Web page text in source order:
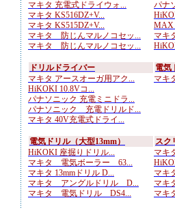
マキタ 充電式ドライウォ...
マキタ KS516DZ+V...
マキタ KS515DZ+V...
マキタ 防じんマルノコセッ...
マキタ 防じんマルノコセッ...
パナ
MAX
マキ
ドリルドライバー
マキタ アースオーガ用アク...
HiKOKI 10.8Vコ...
パナソニック 充電ミニドラ...
パナソニック 充電ドリルド...
マキタ 40V充電式ドライ...
電気
マキ
電気ドリル（大型13mm）
HiKOKI 座掘りドリル...
マキタ 電気ボーラー 63...
マキタ 13mmドリル D...
マキタ アングルドリル D...
マキタ 電気ドリル DS4...
スク
マキ
マキ
マキ
マキ